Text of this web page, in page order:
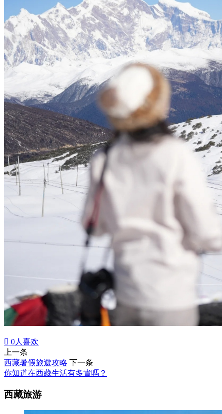
 0人喜欢
上一条
西藏暑假旅遊攻略 下一条
你知道在西藏生活有多貴嗎？
西藏旅游